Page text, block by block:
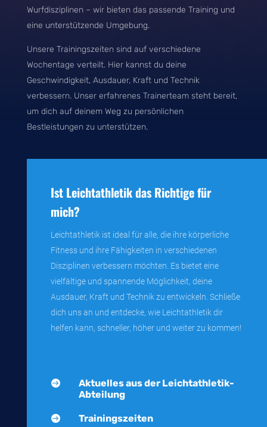
Wurfdisziplinen – wir bieten das passende Training und
eine unterstützende Umgebung.
Unsere Trainingszeiten sind auf verschiedene
Wochentage verteilt. Hier kannst du deine
Geschwindigkeit, Ausdauer, Kraft und Technik
verbessern. Unser erfahrenes Trainerteam steht bereit,
um dich auf deinem Weg zu persönlichen
Bestleistungen zu unterstützen.
Ist Leichtathletik das Richtige für
mich?
Leichtathletik ist ideal für alle, die ihre körperliche
Fitness und ihre Fähigkeiten in verschiedenen
Disziplinen verbessern möchten. Es bietet eine
vielfältige und spannende Möglichkeit, deine
Ausdauer, Kraft und Technik zu entwickeln. Schließe
dich uns an und entdecke, wie Leichtathletik dir
helfen kann, schneller, höher und weiter zu kommen!

Aktuelles aus der Leichtathletik-
Abteilung
 Trainingszeiten